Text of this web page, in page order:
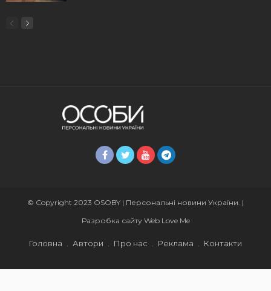
© Copyright 2023 OSOBY | Персональні новини України. |
Разробка сайтуWeb Love Me
Головна Автори Про нас Реклама Контакти